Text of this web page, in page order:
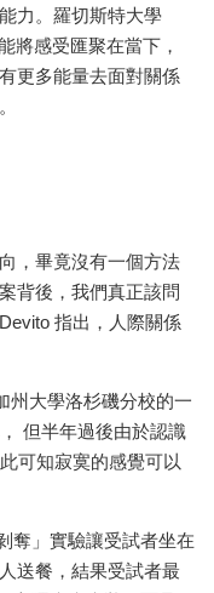
力。羅切斯特大學
將感受匯聚在當下，
更多能量去面對關係
，畢竟沒有一個方法
背後，我們真正該問
指出，人際關係
州大學洛杉磯分校的一
但半年過後由於認識
可知寂寞的感覺可以
奪」實驗讓受試者坐在
送餐，結果受試者最